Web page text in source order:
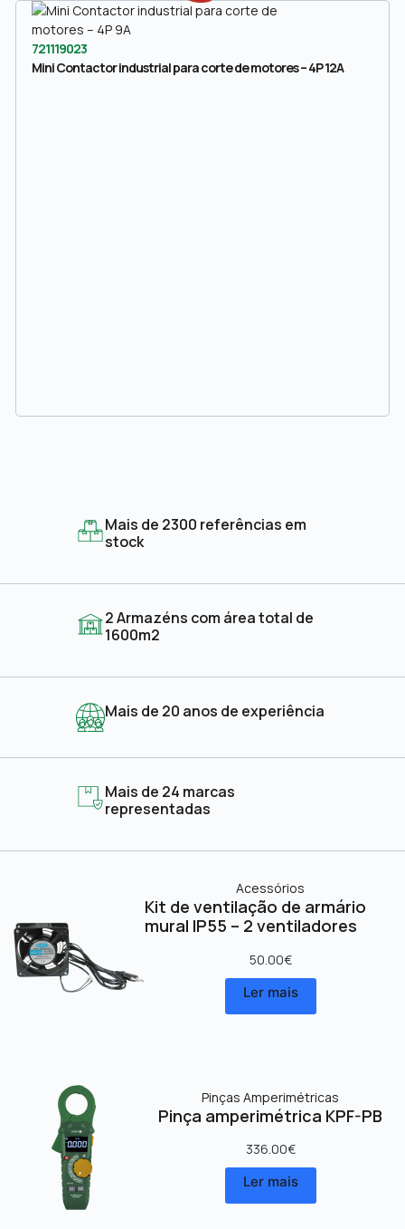
721119023
Mini Contactor industrial para corte de motores – 4P 12A
Mais de 2300 referências em
stock
2 Armazéns com área total de
1600m2
Mais de 20 anos de experiência
Mais de 24 marcas
representadas
Acessórios
Kit de ventilação de armário
mural IP55 – 2 ventiladores
50.00€
Ler mais
Pinças Amperimétricas
Pinça amperimétrica KPF-PB
336.00€
Ler mais